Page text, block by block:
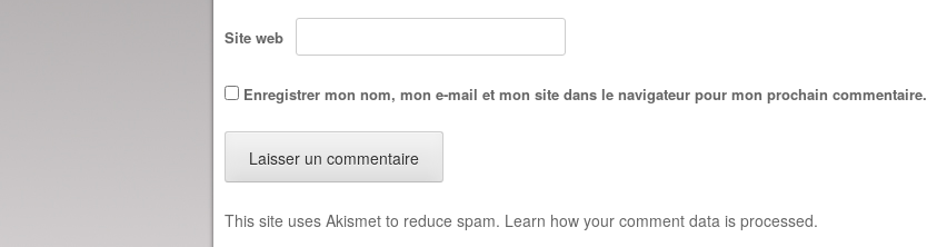
Site web
Enregistrer mon nom, mon e-mail et mon site dans le navigateur pour mon prochain commentaire.
This site uses Akismet to reduce spam. Learn how your comment data is processed.